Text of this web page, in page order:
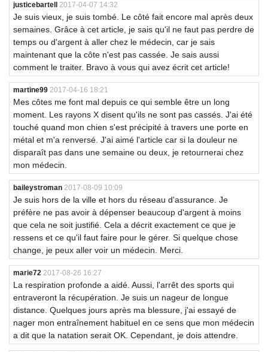
justicebartell 2017-04-07 14:32
Je suis vieux, je suis tombé. Le côté fait encore mal après deux
semaines. Grâce à cet article, je sais qu'il ne faut pas perdre de
temps ou d'argent à aller chez le médecin, car je sais
maintenant que la côte n'est pas cassée. Je sais aussi
comment le traiter. Bravo à vous qui avez écrit cet article!
martine99 2017-04-16 18:21
Mes côtes me font mal depuis ce qui semble être un long
moment. Les rayons X disent qu'ils ne sont pas cassés. J'ai été
touché quand mon chien s'est précipité à travers une porte en
métal et m'a renversé. J'ai aimé l'article car si la douleur ne
disparaît pas dans une semaine ou deux, je retournerai chez
mon médecin.
baileystroman 2017-08-09 10:09
Je suis hors de la ville et hors du réseau d'assurance. Je
préfère ne pas avoir à dépenser beaucoup d'argent à moins
que cela ne soit justifié. Cela a décrit exactement ce que je
ressens et ce qu'il faut faire pour le gérer. Si quelque chose
change, je peux aller voir un médecin. Merci.
marie72 2017-08-26 16:27
La respiration profonde a aidé. Aussi, l'arrêt des sports qui
entraveront la récupération. Je suis un nageur de longue
distance. Quelques jours après ma blessure, j'ai essayé de
nager mon entraînement habituel en ce sens que mon médecin
a dit que la natation serait OK. Cependant, je dois attendre.